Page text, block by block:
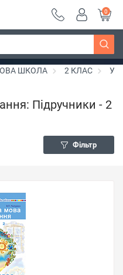
~
Дізнатись більше
0
ШКОЛА 2 КЛАС
Підручники - 2
Фільтр